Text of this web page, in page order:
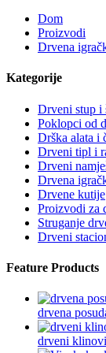
Dom
Proizvodi
Drvena
Kategorije
Drveni stup i
Poklopci od
Drška alata i
Drveni tipl i
Drveni
Drvena
Drvene kutije
Proizvodi za
Struganje
Drveni
Feature Products
drvena
drveni